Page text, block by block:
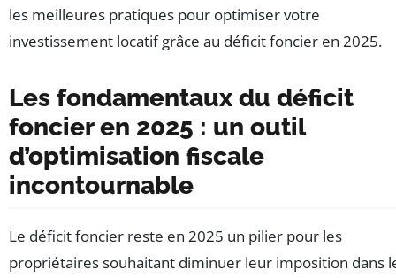
les meilleures pratiques pour optimiser votre
investissement locatif grâce au déficit foncier en 2025.
Les fondamentaux du déficit
foncier en 2025 : un outil
d’optimisation fiscale
incontournable
Le déficit foncier reste en 2025 un pilier pour les
propriétaires souhaitant diminuer leur imposition dans